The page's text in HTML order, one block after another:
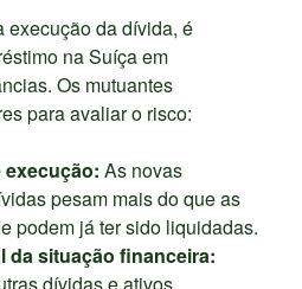
execução da dívida, é
na Suíça em
Os mutuantes
para avaliar o risco:
execução: As novas
pesam mais do que as
podem já ter sido liquidadas.
da situação financeira: